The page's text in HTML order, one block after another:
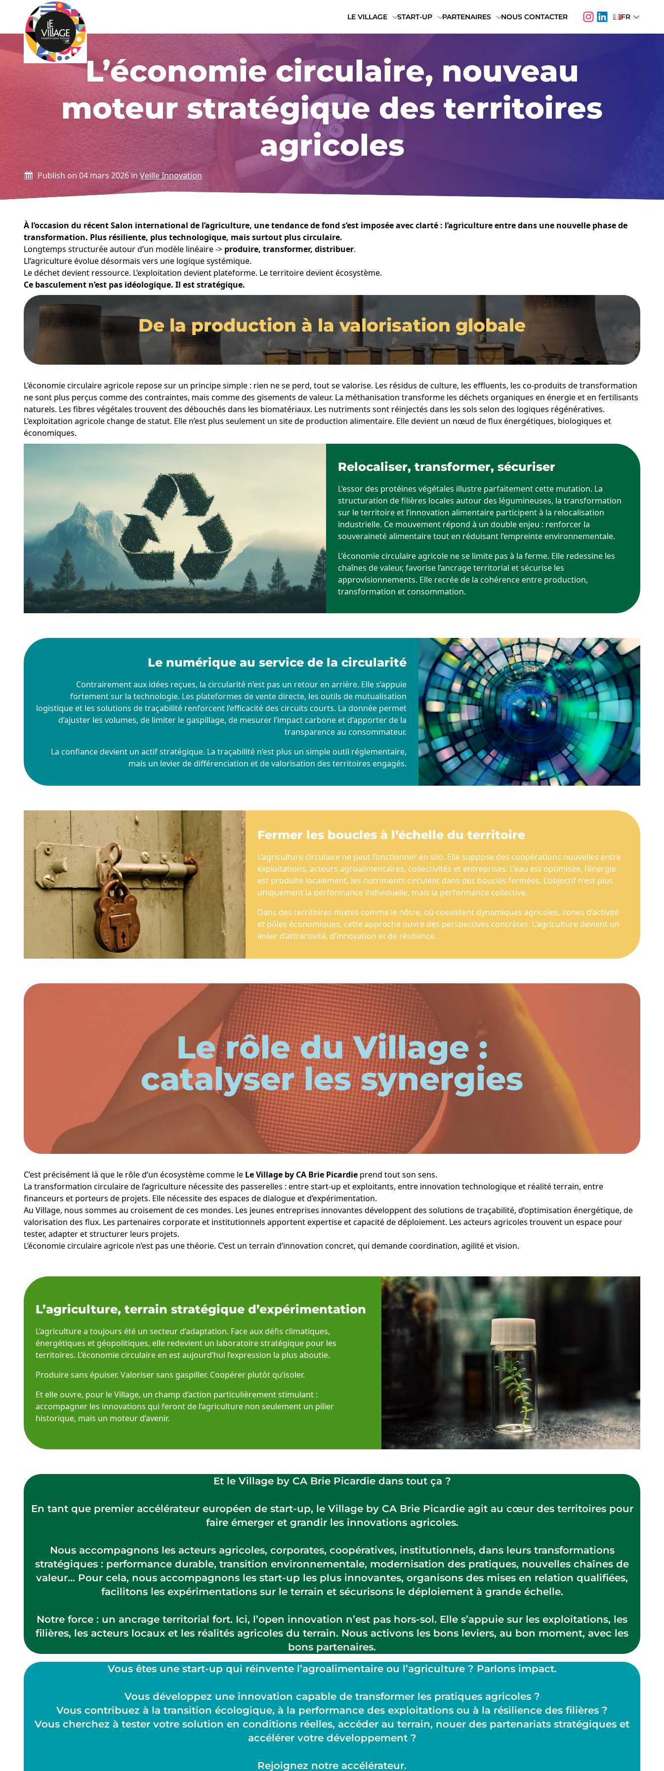
Aller au contenu
Le Village by CA Brie Picardie
LE VILLAGE START-UP PARTENAIRES NOUS CONTACTER FR
Français
L’économie circulaire, nouveau
moteur stratégique des territoires
agricoles
Publish on 04 mars 2026 in Veille Innovation
À l’occasion du récent Salon international de l’agriculture, une tendance de fond s’est imposée avec clarté : l’agriculture entre dans une nouvelle phase de
transformation. Plus résiliente, plus technologique, mais surtout plus circulaire.
Longtemps structurée autour d’un modèle linéaire -> produire, transformer, distribuer.
Ll’agriculture évolue désormais vers une logique systémique.
Le déchet devient ressource. L’exploitation devient plateforme. Le territoire devient écosystème.
Ce basculement n’est pas idéologique. Il est stratégique.
De la production à la valorisation globale
L’économie circulaire agricole repose sur un principe simple : rien ne se perd, tout se valorise. Les résidus de culture, les effluents, les co-produits de transformation
ne sont plus perçus comme des contraintes, mais comme des gisements de valeur. La méthanisation transforme les déchets organiques en énergie et en fertilisants
naturels. Les fibres végétales trouvent des débouchés dans les biomatériaux. Les nutriments sont réinjectés dans les sols selon des logiques régénératives.
L’exploitation agricole change de statut. Elle n’est plus seulement un site de production alimentaire. Elle devient un nœud de flux énergétiques, biologiques et
économiques.
Relocaliser, transformer, sécuriser
L’essor des protéines végétales illustre parfaitement cette mutation. La
structuration de filières locales autour des légumineuses, la transformation
sur le territoire et l’innovation alimentaire participent à la relocalisation
industrielle. Ce mouvement répond à un double enjeu : renforcer la
souveraineté alimentaire tout en réduisant l’empreinte environnementale.
L’économie circulaire agricole ne se limite pas à la ferme. Elle redessine les
chaînes de valeur, favorise l’ancrage territorial et sécurise les
approvisionnements. Elle recrée de la cohérence entre production,
transformation et consommation.
Le numérique au service de la circularité
Contrairement aux idées reçues, la circularité n’est pas un retour en arrière. Elle s’appuie
fortement sur la technologie. Les plateformes de vente directe, les outils de mutualisation
logistique et les solutions de traçabilité renforcent l’efficacité des circuits courts. La donnée permet
d’ajuster les volumes, de limiter le gaspillage, de mesurer l’impact carbone et d’apporter de la
transparence au consommateur.
La confiance devient un actif stratégique. La traçabilité n’est plus un simple outil réglementaire,
mais un levier de différenciation et de valorisation des territoires engagés.
Fermer les boucles à l’échelle du territoire
L’agriculture circulaire ne peut fonctionner en silo. Elle suppose des coopérations nouvelles entre
exploitations, acteurs agroalimentaires, collectivités et entreprises. L’eau est optimisée, l’énergie
est produite localement, les nutriments circulent dans des boucles fermées. L’objectif n’est plus
uniquement la performance individuelle, mais la performance collective.
Dans des territoires mixtes comme le nôtre, où coexistent dynamiques agricoles, zones d’activité
et pôles économiques, cette approche ouvre des perspectives concrètes. L’agriculture devient un
levier d’attractivité, d’innovation et de résilience.
Le rôle du Village :
catalyser les synergies
C’est précisément là que le rôle d’un écosystème comme le Le Village by CA Brie Picardie prend tout son sens.
La transformation circulaire de l’agriculture nécessite des passerelles : entre start-up et exploitants, entre innovation technologique et réalité terrain, entre
financeurs et porteurs de projets. Elle nécessite des espaces de dialogue et d’expérimentation.
Au Village, nous sommes au croisement de ces mondes. Les jeunes entreprises innovantes développent des solutions de traçabilité, d’optimisation énergétique, de
valorisation des flux. Les partenaires corporate et institutionnels apportent expertise et capacité de déploiement. Les acteurs agricoles trouvent un espace pour
tester, adapter et structurer leurs projets.
L’économie circulaire agricole n’est pas une théorie. C’est un terrain d’innovation concret, qui demande coordination, agilité et vision.
L’agriculture, terrain stratégique d’expérimentation
L’agriculture a toujours été un secteur d’adaptation. Face aux défis climatiques,
énergétiques et géopolitiques, elle redevient un laboratoire stratégique pour les
territoires. L’économie circulaire en est aujourd’hui l’expression la plus aboutie.
Produire sans épuiser. Valoriser sans gaspiller. Coopérer plutôt qu’isoler.
Et elle ouvre, pour le Village, un champ d’action particulièrement stimulant :
accompagner les innovations qui feront de l’agriculture non seulement un pilier
historique, mais un moteur d’avenir.
Et le Village by CA Brie Picardie dans tout ça ?
En tant que premier accélérateur européen de start-up, le Village by CA Brie Picardie agit au cœur des territoires pour
faire émerger et grandir les innovations agricoles.
Nous accompagnons les acteurs agricoles, corporates, coopératives, institutionnels, dans leurs transformations
stratégiques : performance durable, transition environnementale, modernisation des pratiques, nouvelles chaînes de
valeur… Pour cela, nous accompagnons les start-up les plus innovantes, organisons des mises en relation qualifiées,
facilitons les expérimentations sur le terrain et sécurisons le déploiement à grande échelle.
Notre force : un ancrage territorial fort. Ici, l’open innovation n’est pas hors-sol. Elle s’appuie sur les exploitations, les
filières, les acteurs locaux et les réalités agricoles du terrain. Nous activons les bons leviers, au bon moment, avec les
bons partenaires.
Vous êtes une start-up qui réinvente l’agroalimentaire ou l’agriculture ? Parlons impact.
Vous développez une innovation capable de transformer les pratiques agricoles ?
Vous contribuez à la transition écologique, à la performance des exploitations ou à la résilience des filières ?
Vous cherchez à tester votre solution en conditions réelles, accéder au terrain, nouer des partenariats stratégiques et
accélérer votre développement ?
Rejoignez notre accélérateur.